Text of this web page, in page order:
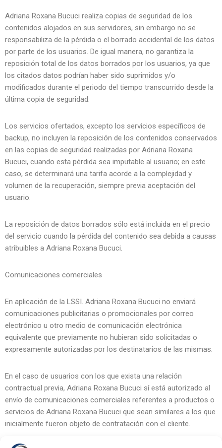
Adriana Roxana Bucuci realiza copias de seguridad de los
contenidos alojados en sus servidores, sin embargo no se
responsabiliza de la pérdida o el borrado accidental de los datos
por parte de los usuarios. De igual manera, no garantiza la
reposición total de los datos borrados por los usuarios, ya que
los citados datos podrían haber sido suprimidos y/o
modificados durante el periodo del tiempo transcurrido desde la
última copia de seguridad.
Los servicios ofertados, excepto los servicios específicos de
backup, no incluyen la reposición de los contenidos conservados
en las copias de seguridad realizadas por Adriana Roxana
Bucuci, cuando esta pérdida sea imputable al usuario; en este
caso, se determinará una tarifa acorde a la complejidad y
volumen de la recuperación, siempre previa aceptación del
usuario.
La reposición de datos borrados sólo está incluida en el precio
del servicio cuando la pérdida del contenido sea debida a causas
atribuibles a Adriana Roxana Bucuci.
Comunicaciones comerciales
En aplicación de la LSSI. Adriana Roxana Bucuci no enviará
comunicaciones publicitarias o promocionales por correo
electrónico u otro medio de comunicación electrónica
equivalente que previamente no hubieran sido solicitadas o
expresamente autorizadas por los destinatarios de las mismas.
En el caso de usuarios con los que exista una relación
contractual previa, Adriana Roxana Bucuci sí está autorizado al
envío de comunicaciones comerciales referentes a productos o
servicios de Adriana Roxana Bucuci que sean similares a los que
inicialmente fueron objeto de contratación con el cliente.